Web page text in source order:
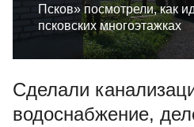
Псков» посмотрели, как
псковских многоэтажках
Сделали
водоснабжение,